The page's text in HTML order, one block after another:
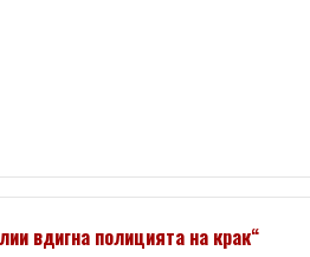
вдигна полицията на крак“